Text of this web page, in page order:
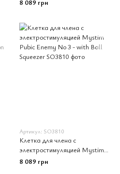
8 089 грн
Артикул: SO3810
Клетка для члена с
электростимуляцией Mystim
Pubic Enemy No 3 - with Ball
Squeezer
8 089 грн